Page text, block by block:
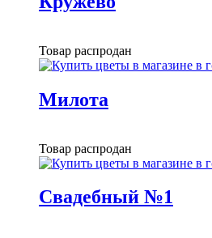
Товар распродан
Милота
Товар распродан
Свадебный №1